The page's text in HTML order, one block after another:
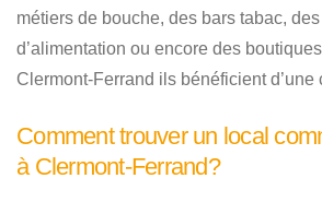
métiers de bouche, des bars tabac,
d’alimentation ou encore des
Clermont-Ferrand ils bénéficient d’une
Comment trouver un local
à Clermont-Ferrand?